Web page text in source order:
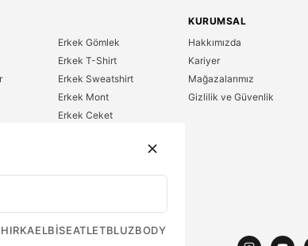
Erkek Gömlek
Erkek T-Shirt
Erkek Sweatshirt
Erkek Mont
Erkek Ceket
KURUMSAL
Hakkımızda
Kariyer
Mağazalarımız
Gizlilik ve Güvenlik
HIRKAELBISEATLETBLUZBODY